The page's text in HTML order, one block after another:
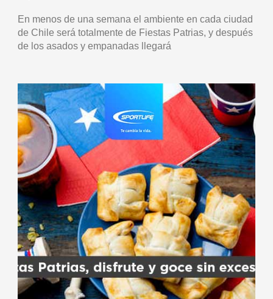
En menos de una semana el ambiente en cada ciudad
de Chile será totalmente de Fiestas Patrias, y después
de los asados y empanadas llegará